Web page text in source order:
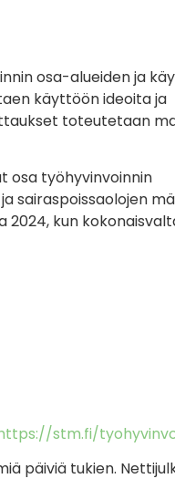
osa-alueiden ja
käyttöön ideoita ja
toteutetaan
osa työhyvinvoinnin
sairaspoissaolojen
2024, kun
stm.fi/
päiviä tukien.